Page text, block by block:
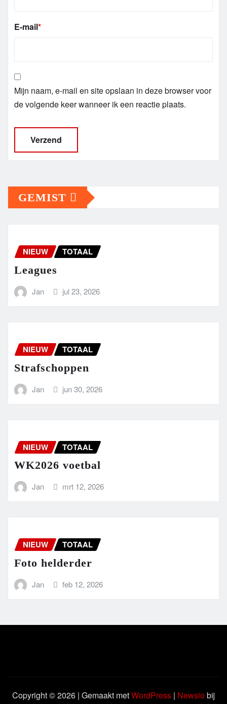
E-mail*
Mijn naam, e-mail en site opslaan in deze browser voor
de volgende keer wanneer ik een reactie plaats.
GEMIST
NIEUW TOTAAL
Leagues
Jan jul 23, 2026
NIEUW TOTAAL
Strafschoppen
Jan jun 30, 2026
NIEUW TOTAAL
WK2026 voetbal
Jan mrt 12, 2026
NIEUW TOTAAL
Foto helderder
Jan feb 12, 2026
Copyright © 2026 | Gemaakt metWordPress | Newsiobij